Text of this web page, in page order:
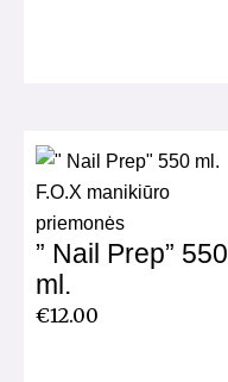
F.O.X manikiūro
priemonės
” Nail Prep” 550
ml.
€12.00